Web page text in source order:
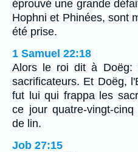
éprouvé une grande
Hophni et Phinées, sont
été prise.
1 Samuel 22:18
Alors le roi dit à Doëg:
sacrificateurs. Et Doëg,
fut lui qui frappa les
ce jour quatre-vingt-
de lin.
Job 27:15